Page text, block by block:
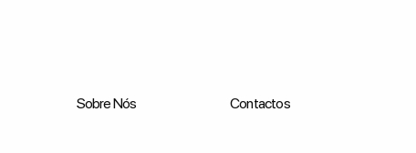
Sobre Nós Contactos